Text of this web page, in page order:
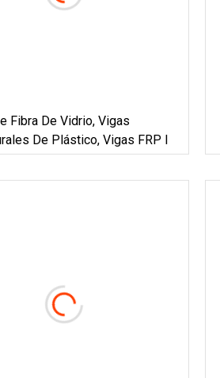
Fibra De Vidrio, Vigas
De Plástico, Vigas FRP I